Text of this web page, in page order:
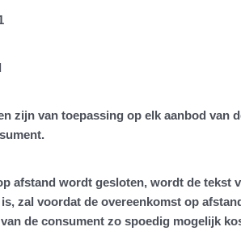
zijn van toepassing op elk aanbod
afstand wordt gesloten, wordt de tekst
zal voordat de overeenkomst op
de consument zo spoedig mogelijk